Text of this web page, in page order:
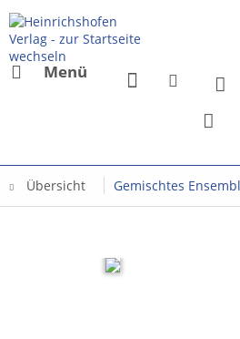
Menü
Übersicht Gemischtes